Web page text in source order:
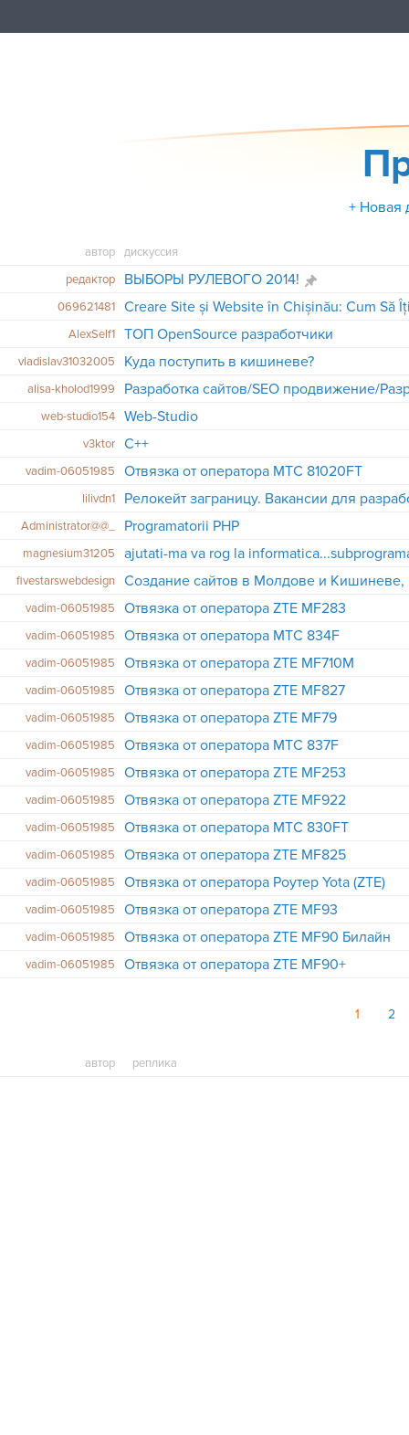
+ Новая
автор
дискуссия
редактор
ВЫБОРЫ РУЛЕВОГО 2014!
069621481
AlexSelf1
ТОП OpenSource разработчики
vladislav31032005 Куда поступить в кишиневе?
alisa-kholod1999
web-studio154
Web-Studio
v3ktor C++
vadim-06051985 Отвязка от оператора МТС 81020FT
lilivdn1 Релокейт заграницу. Вакансии для
Administrator@@_ Programatorii PHP
magnesium31205 ajutati-ma va rog la
fivestarswebdesign
vadim-06051985
Отвязка от оператора ZTE MF283
vadim-06051985 Отвязка от оператора МТС 834F
vadim-06051985 Отвязка от оператора ZTE MF710M
vadim-06051985 Отвязка от оператора ZTE MF827
vadim-06051985 Отвязка от оператора ZTE MF79
vadim-06051985 Отвязка от оператора МТС 837F
vadim-06051985 Отвязка от оператора ZTE MF253
vadim-06051985 Отвязка от оператора ZTE MF922
vadim-06051985 Отвязка от оператора МТС 830FT
vadim-06051985 Отвязка от оператора ZTE MF825
vadim-06051985 Отвязка от оператора Роутер Yota (ZTE)
vadim-06051985 Отвязка от оператора ZTE MF93
vadim-06051985 Отвязка от оператора ZTE MF90 Билайн
vadim-06051985 Отвязка от оператора ZTE MF90+
1 2
автор реплика